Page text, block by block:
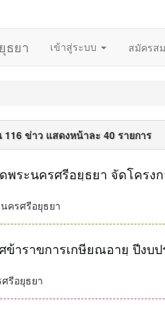
ธยา เข้าสู่ระบบ สมัครส
ข่าว แสดงหน้าละ 40 รายการ
ครศรีอยุธยา
ข้าราขการเกษียณอายุ ปีงบ
รีอยุธยา